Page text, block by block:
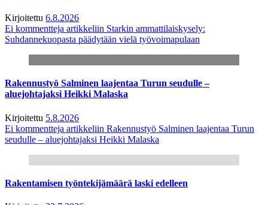
Kirjoitettu 6.8.2026
Ei kommentteja artikkeliin Starkin ammattilaiskysely:
Suhdannekuopasta päädytään vielä työvoimapulaan
Rakennustyö Salminen laajentaa Turun seudulle –
aluejohtajaksi Heikki Malaska
Kirjoitettu 5.8.2026
Ei kommentteja artikkeliin Rakennustyö Salminen laajentaa Turun
seudulle – aluejohtajaksi Heikki Malaska
Rakentamisen työntekijämäärä laski edelleen